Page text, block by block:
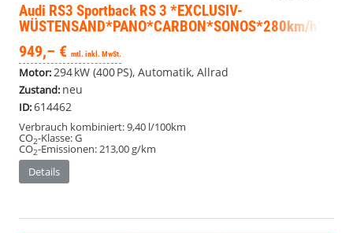
Audi RS3 Sportback RS 3 *EXCLUSIV-
WÜSTENSAND*PANO*CARBON*SONOS*280km/h*RS-
SAGA*
949,– € mtl. inkl. MwSt.
Motor:294 kW (400 PS), Automatik, Allrad
Zustand: neu
ID:614462
Verbrauch kombiniert:9,40 l/100km
CO2-Klasse:G
CO2-Emissionen:213,00 g/km
Details